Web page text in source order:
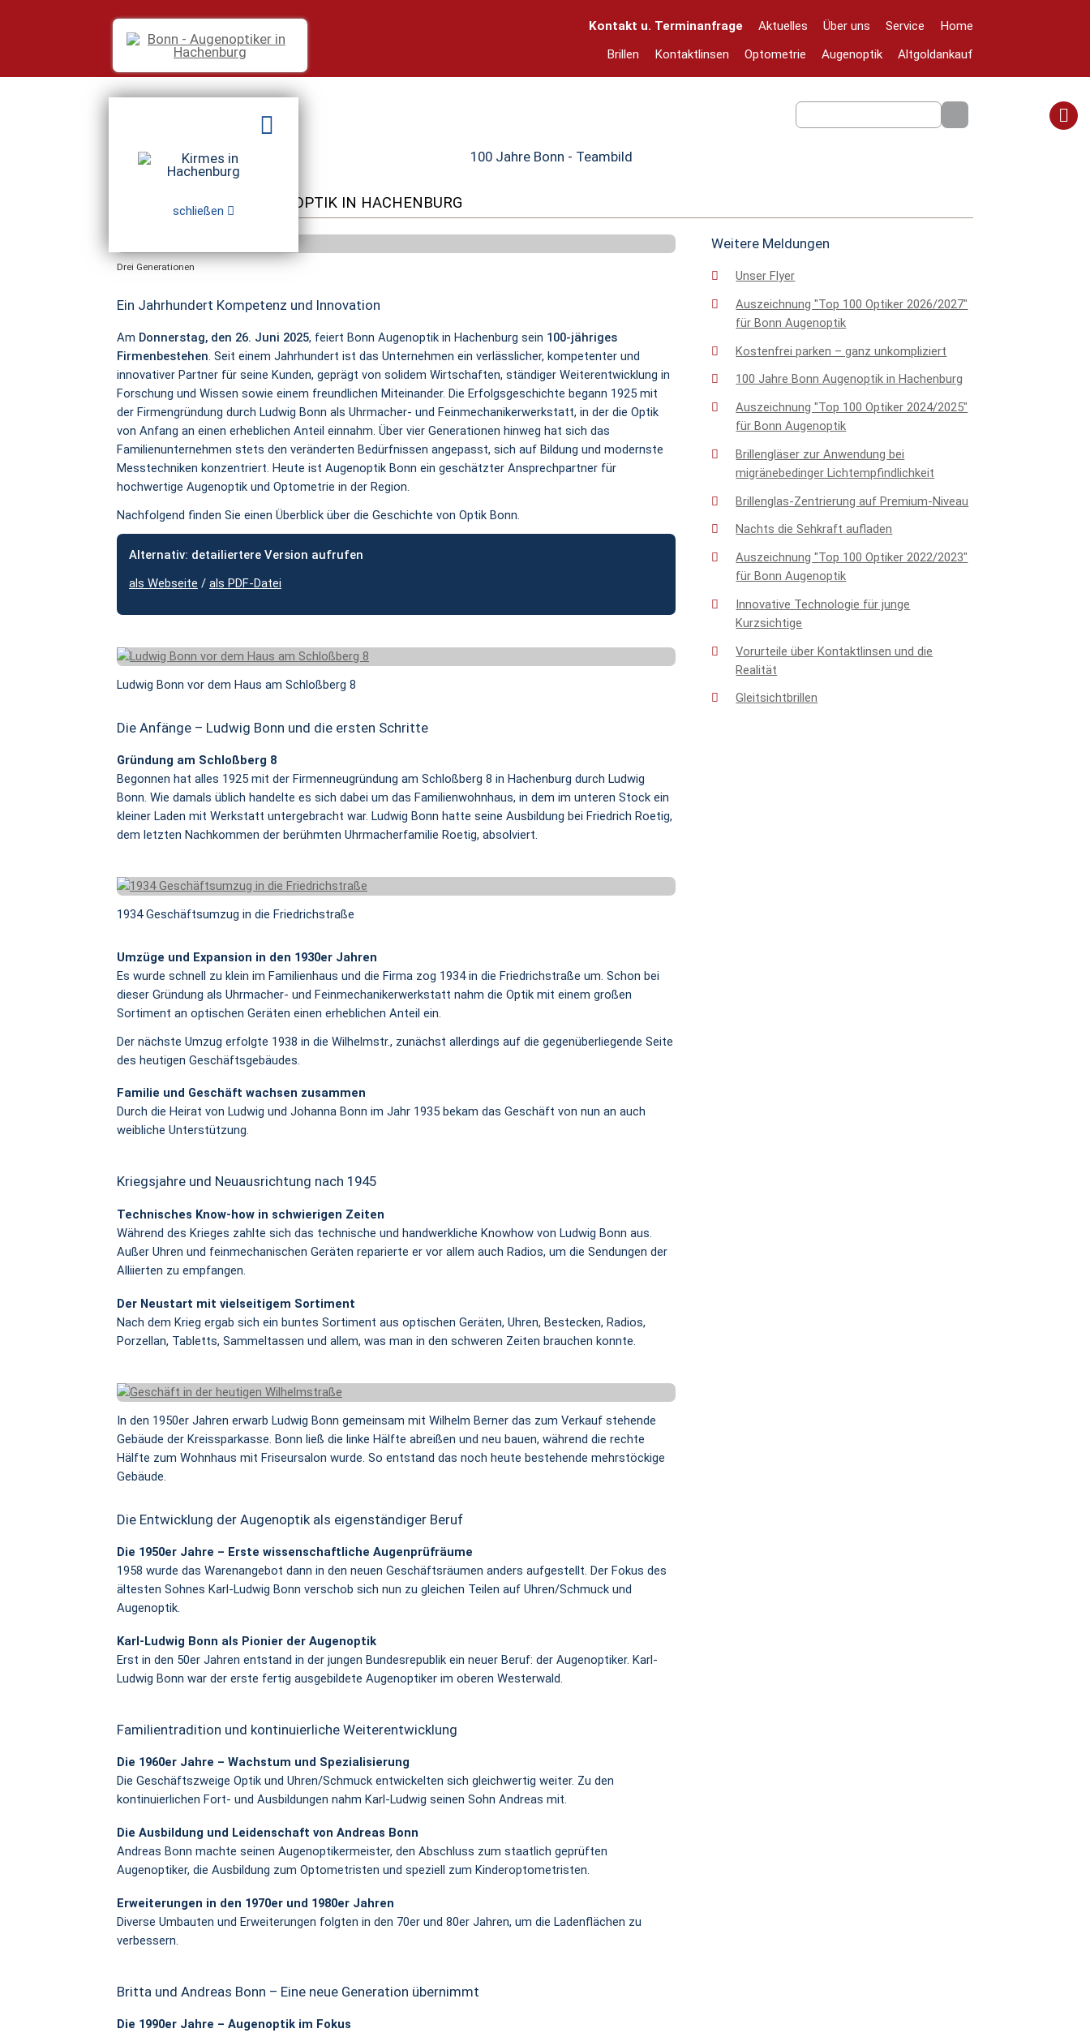
schließen
Kontakt u. Terminanfrage Aktuelles Über uns Service
Home
Brillen
Kontaktlinsen Optometrie Augenoptik Altgoldankauf
100 JAHRE BONN AUGENOPTIK IN HACHENBURG
Drei Generationen
Ein Jahrhundert Kompetenz und Innovation
Am Donnerstag, den 26. Juni 2025, feiert Bonn Augenoptik in Hachenburg sein 100-jähriges
Firmenbestehen. Seit einem Jahrhundert ist das Unternehmen ein verlässlicher, kompetenter und
innovativer Partner für seine Kunden, geprägt von solidem Wirtschaften, ständiger Weiterentwicklung in
Forschung und Wissen sowie einem freundlichen Miteinander. Die Erfolgsgeschichte begann 1925 mit
der Firmengründung durch Ludwig Bonn als Uhrmacher- und Feinmechanikerwerkstatt, in der die Optik
von Anfang an einen erheblichen Anteil einnahm. Über vier Generationen hinweg hat sich das
Familienunternehmen stets den veränderten Bedürfnissen angepasst, sich auf Bildung und modernste
Messtechniken konzentriert. Heute ist Augenoptik Bonn ein geschätzter Ansprechpartner für
hochwertige Augenoptik und Optometrie in der Region.
Nachfolgend finden Sie einen Überblick über die Geschichte von Optik Bonn.
Alternativ: detailiertere Version aufrufen
als Webseite / als PDF-Datei
Ludwig Bonn vor dem Haus am Schloßberg 8
Die Anfänge – Ludwig Bonn und die ersten Schritte
Gründung am Schloßberg 8
Begonnen hat alles 1925 mit der Firmenneugründung am Schloßberg 8 in Hachenburg durch Ludwig
Bonn. Wie damals üblich handelte es sich dabei um das Familienwohnhaus, in dem im unteren Stock ein
kleiner Laden mit Werkstatt untergebracht war. Ludwig Bonn hatte seine Ausbildung bei Friedrich Roetig,
dem letzten Nachkommen der berühmten Uhrmacherfamilie Roetig, absolviert.
1934 Geschäftsumzug in die Friedrichstraße
Umzüge und Expansion in den 1930er Jahren
Es wurde schnell zu klein im Familienhaus und die Firma zog 1934 in die Friedrichstraße um. Schon bei
dieser Gründung als Uhrmacher- und Feinmechanikerwerkstatt nahm die Optik mit einem großen
Sortiment an optischen Geräten einen erheblichen Anteil ein.
Der nächste Umzug erfolgte 1938 in die Wilhelmstr., zunächst allerdings auf die gegenüberliegende Seite
des heutigen Geschäftsgebäudes.
Familie und Geschäft wachsen zusammen
Durch die Heirat von Ludwig und Johanna Bonn im Jahr 1935 bekam das Geschäft von nun an auch
weibliche Unterstützung.
Kriegsjahre und Neuausrichtung nach 1945
Technisches Know-how in schwierigen Zeiten
Während des Krieges zahlte sich das technische und handwerkliche Knowhow von Ludwig Bonn aus.
Außer Uhren und feinmechanischen Geräten reparierte er vor allem auch Radios, um die Sendungen der
Alliierten zu empfangen.
Der Neustart mit vielseitigem Sortiment
Nach dem Krieg ergab sich ein buntes Sortiment aus optischen Geräten, Uhren, Bestecken, Radios,
Porzellan, Tabletts, Sammeltassen und allem, was man in den schweren Zeiten brauchen konnte.
In den 1950er Jahren erwarb Ludwig Bonn gemeinsam mit Wilhelm Berner das zum Verkauf stehende
Gebäude der Kreissparkasse. Bonn ließ die linke Hälfte abreißen und neu bauen, während die rechte
Hälfte zum Wohnhaus mit Friseursalon wurde. So entstand das noch heute bestehende mehrstöckige
Gebäude.
Die Entwicklung der Augenoptik als eigenständiger Beruf
Die 1950er Jahre – Erste wissenschaftliche Augenprüfräume
1958 wurde das Warenangebot dann in den neuen Geschäftsräumen anders aufgestellt. Der Fokus des
ältesten Sohnes Karl-Ludwig Bonn verschob sich nun zu gleichen Teilen auf Uhren/Schmuck und
Augenoptik.
Karl-Ludwig Bonn als Pionier der Augenoptik
Erst in den 50er Jahren entstand in der jungen Bundesrepublik ein neuer Beruf: der Augenoptiker. Karl-
Ludwig Bonn war der erste fertig ausgebildete Augenoptiker im oberen Westerwald.
Familientradition und kontinuierliche Weiterentwicklung
Die 1960er Jahre – Wachstum und Spezialisierung
Die Geschäftszweige Optik und Uhren/Schmuck entwickelten sich gleichwertig weiter. Zu den
kontinuierlichen Fort- und Ausbildungen nahm Karl-Ludwig seinen Sohn Andreas mit.
Die Ausbildung und Leidenschaft von Andreas Bonn
Andreas Bonn machte seinen Augenoptikermeister, den Abschluss zum staatlich geprüften
Augenoptiker, die Ausbildung zum Optometristen und speziell zum Kinderoptometristen.
Erweiterungen in den 1970er und 1980er Jahren
Diverse Umbauten und Erweiterungen folgten in den 70er und 80er Jahren, um die Ladenflächen zu
verbessern.
Britta und Andreas Bonn – Eine neue Generation übernimmt
Die 1990er Jahre – Augenoptik im Fokus
Weitere Meldungen
Unser Flyer
Auszeichnung "Top 100 Optiker 2026/2027"
für Bonn Augenoptik
Kostenfrei parken – ganz unkompliziert
100 Jahre Bonn Augenoptik in Hachenburg
Auszeichnung "Top 100 Optiker 2024/2025"
für Bonn Augenoptik
Brillengläser zur Anwendung bei
migränebedinger Lichtempfindlichkeit
Brillenglas-Zentrierung auf Premium-Niveau
Nachts die Sehkraft aufladen
Auszeichnung "Top 100 Optiker 2022/2023"
für Bonn Augenoptik
Innovative Technologie für junge
Kurzsichtige
Vorurteile über Kontaktlinsen und die
Realität
Gleitsichtbrillen